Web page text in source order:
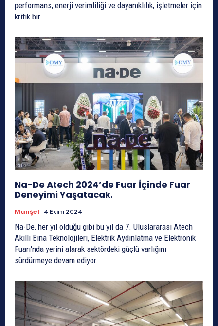
performans, enerji verimliliği ve dayanıklılık, işletmeler için
kritik bir...
Na-De Atech 2024’de Fuar İçinde Fuar
Deneyimi Yaşatacak.
Manşet 4 Ekim 2024
Na-De, her yıl olduğu gibi bu yıl da 7. Uluslararası Atech
Akıllı Bina Teknolojileri, Elektrik Aydınlatma ve Elektronik
Fuarı'nda yerini alarak sektördeki güçlü varlığını
sürdürmeye devam ediyor.